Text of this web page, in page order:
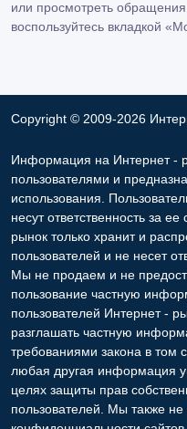
или просмотреть
воспользуйтесь вкладкой
Copyright © 2009-2026
Информация на Интернет -
пользователями и
использования.
несут ответственность за
рынок только хранит и
пользователей и не несет
Мы не продаем и не
пользование частную
пользователей Интернет -
разглашать частную
требованиями закона в том
любая другая информация
целях защиты прав
пользователей. Мы также